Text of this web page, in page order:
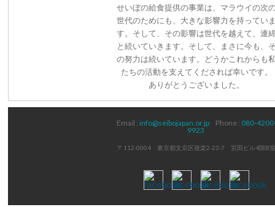
せいぼの給食提供の事業は、マラウイの次
世代のためにも、大きな影響力を持ってい
す。そして、その影響は世代を越えて、連
と続いていきます。そして、まさに今も、
の努力は続いています。どうかこれからも
たちの活動を支えてくだされば幸いです。
ありがとうございました。
Email : info@seibojapan.or.jp Phone : 080-
9923
〒112-0004 東京都文京区後楽2-23-7 宮田ビル4階B